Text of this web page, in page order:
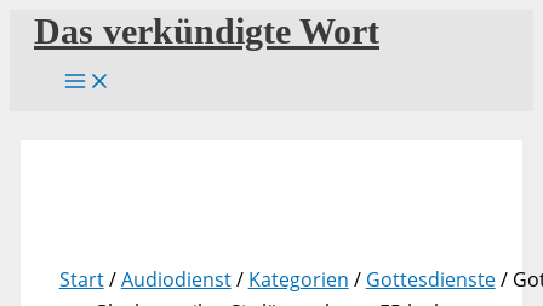
Zum
Inhalt
springen
Das verkündigte Wort
Start/Audiodienst/ Kategorien / Gottesdienste/